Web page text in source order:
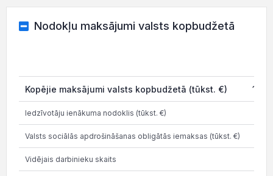
Nodokļu maksājumi valsts kopbudžetā
Kopējie maksājumi valsts kopbudžetā (tūkst. €) 1
Iedzīvotāju ienākuma nodoklis (tūkst. €)
Valsts sociālās apdrošināšanas obligātās iemaksas (tūkst. €)
Vidējais darbinieku skaits